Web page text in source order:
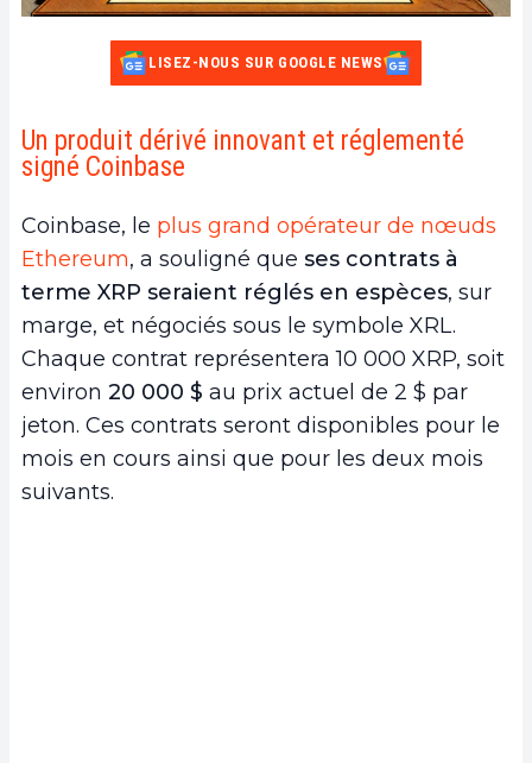
LISEZ-NOUS SUR GOOGLE NEWS
Un produit dérivé innovant et réglementé
signé Coinbase
Coinbase, le plus grand opérateur de nœuds
Ethereum, a souligné que ses contrats à
terme XRP seraient réglés en espèces, sur
marge, et négociés sous le symbole XRL.
Chaque contrat représentera 10 000 XRP, soit
environ 20 000 $ au prix actuel de 2 $ par
jeton. Ces contrats seront disponibles pour le
mois en cours ainsi que pour les deux mois
suivants.